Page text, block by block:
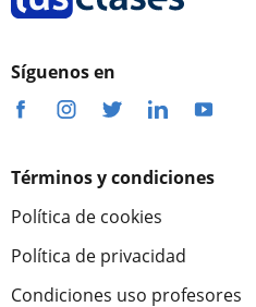
Síguenos en
Términos y condiciones
Política de cookies
Política de privacidad
Condiciones uso profesores